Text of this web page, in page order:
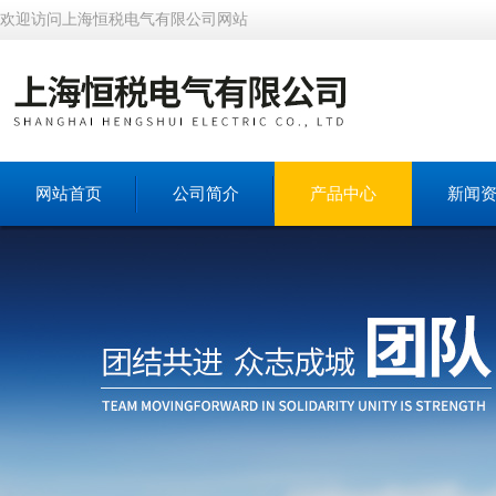
欢迎访问上海恒税电气有限公司网站
网站首页 公司简介 产品中心 新闻